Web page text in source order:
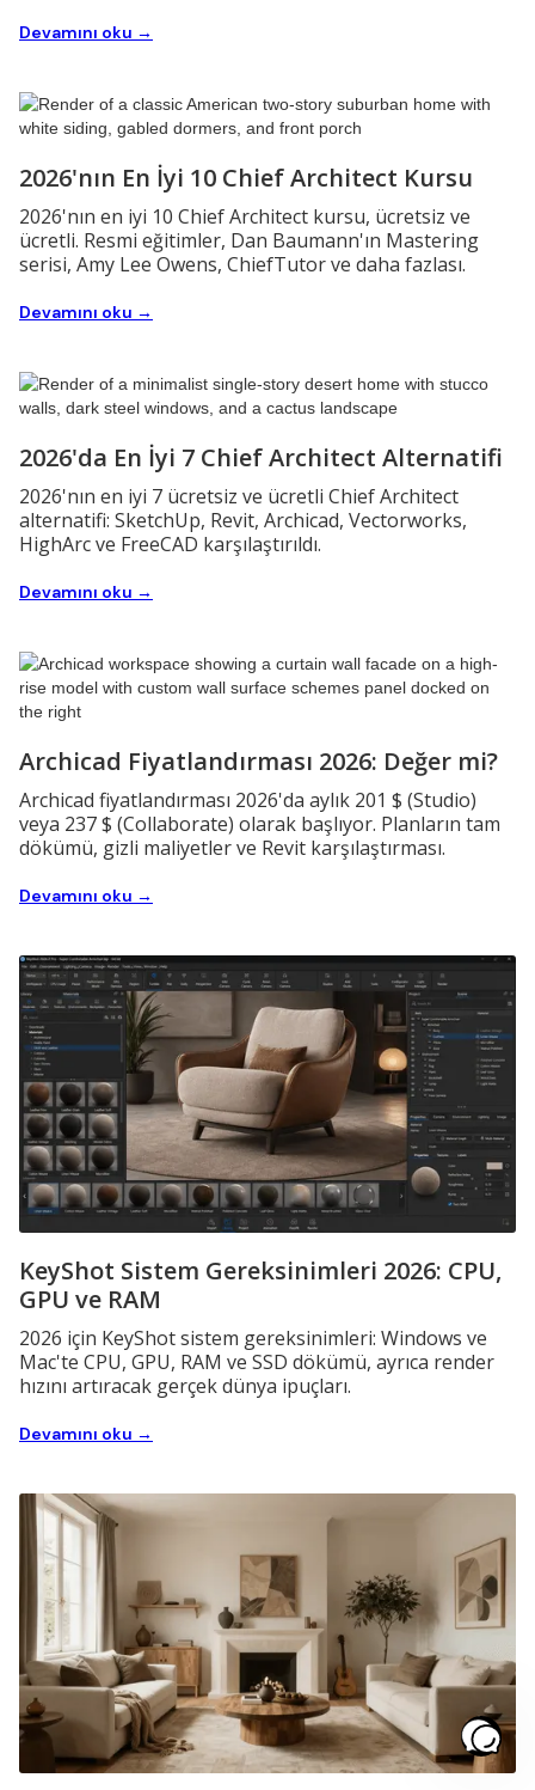
Devamını oku →
2026'nın En İyi 10 Chief Architect Kursu
2026'nın en iyi 10 Chief Architect kursu, ücretsiz ve
ücretli. Resmi eğitimler, Dan Baumann'ın Mastering
serisi, Amy Lee Owens, ChiefTutor ve daha fazlası.
Devamını oku →
2026'da En İyi 7 Chief Architect Alternatifi
2026'nın en iyi 7 ücretsiz ve ücretli Chief Architect
alternatifi: SketchUp, Revit, Archicad, Vectorworks,
HighArc ve FreeCAD karşılaştırıldı.
Devamını oku →
Archicad Fiyatlandırması 2026: Değer mi?
Archicad fiyatlandırması 2026'da aylık 201 $ (Studio)
veya 237 $ (Collaborate) olarak başlıyor. Planların tam
dökümü, gizli maliyetler ve Revit karşılaştırması.
Devamını oku →
KeyShot Sistem Gereksinimleri 2026: CPU,
GPU ve RAM
2026 için KeyShot sistem gereksinimleri: Windows ve
Mac'te CPU, GPU, RAM ve SSD dökümü, ayrıca render
hızını artıracak gerçek dünya ipuçları.
Devamını oku →